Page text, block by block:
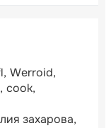
Werroid
cook
захарова